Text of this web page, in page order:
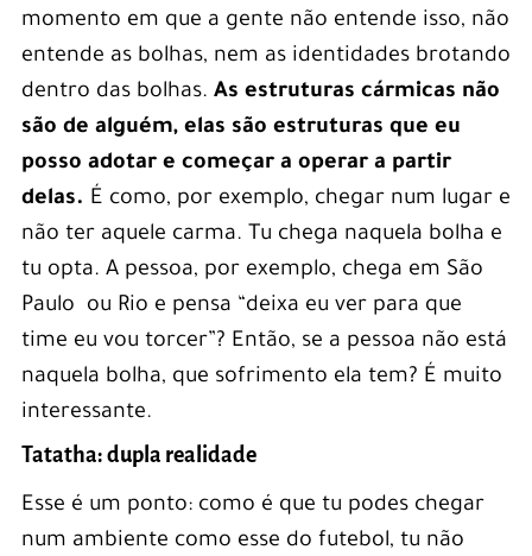
momento em que a gente não entende isso, não
entende as bolhas, nem as identidades brotando
dentro das bolhas. As estruturas cármicas não
são de alguém, elas são estruturas que eu
posso adotar e começar a operar a partir
delas. É como, por exemplo, chegar num lugar e
não ter aquele carma. Tu chega naquela bolha e
tu opta. A pessoa, por exemplo, chega em São
Paulo ou Rio e pensa “deixa eu ver para que
time eu vou torcer”? Então, se a pessoa não está
naquela bolha, que sofrimento ela tem? É muito
interessante.
Tatatha: dupla realidade
Esse é um ponto: como é que tu podes chegar
num ambiente como esse do futebol, tu não